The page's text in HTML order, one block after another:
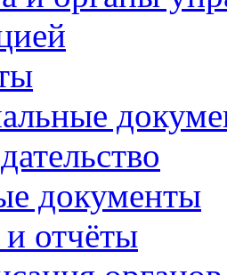
документы
отчёты